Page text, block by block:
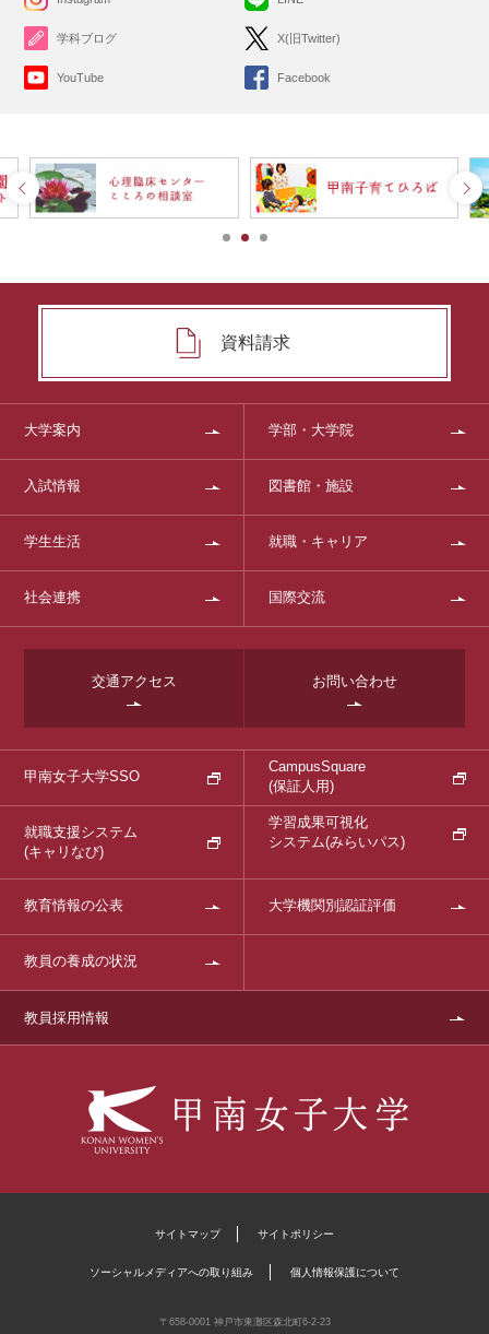
学科ブログ
YouTube
X(旧Twitter)
Facebook
資料請求
大学案内 学部・大学院
入試情報 図書館・施設
学生生活 就職・キャリア
社会連携 国際交流
交通アクセス お問い合わせ
甲南女子大学SSO
CampusSquare
(保証人用)
就職支援システム
(キャリなび)
学習成果可視化
システム(みらいパス)
教育情報の公表 大学機関別認証評価
教員の養成の状況
教員採用情報
サイトマップ サイトポリシー
ソーシャルメディアへの取り組み 個人情報保護について
〒658-0001 神戸市東灘区森北町6-2-23